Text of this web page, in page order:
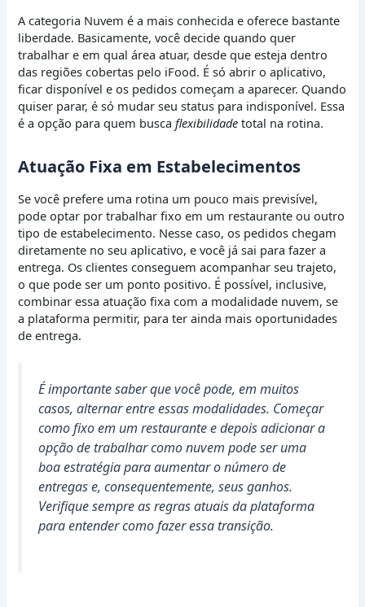
A categoria Nuvem é a mais conhecida e oferece bastante
liberdade. Basicamente, você decide quando quer
trabalhar e em qual área atuar, desde que esteja dentro
das regiões cobertas pelo iFood. É só abrir o aplicativo,
ficar disponível e os pedidos começam a aparecer. Quando
quiser parar, é só mudar seu status para indisponível. Essa
é a opção para quem buscaflexibilidade total na rotina.
Atuação Fixa em Estabelecimentos
Se você prefere uma rotina um pouco mais previsível,
pode optar por trabalhar fixo em um restaurante ou outro
tipo de estabelecimento. Nesse caso, os pedidos chegam
diretamente no seu aplicativo, e você já sai para fazer a
entrega. Os clientes conseguem acompanhar seu trajeto,
o que pode ser um ponto positivo. É possível, inclusive,
combinar essa atuação fixa com a modalidade nuvem, se
a plataforma permitir, para ter ainda mais oportunidades
de entrega.
É importante saber que você pode, em muitos
casos, alternar entre essas modalidades. Começar
como fixo em um restaurante e depois adicionar a
opção de trabalhar como nuvem pode ser uma
boa estratégia para aumentar o número de
entregas e, consequentemente, seus ganhos.
Verifique sempre as regras atuais da plataforma
para entender como fazer essa transição.